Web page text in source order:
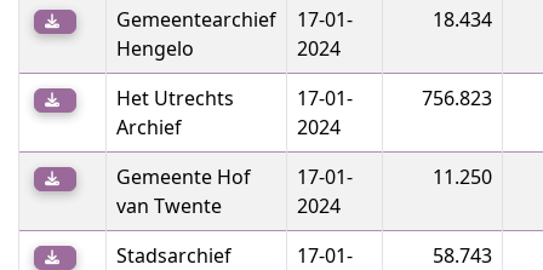
Gemeentearchief
Hengelo
17-01-
2024
18.434
Het Utrechts
Archief
17-01-
2024
756.823
Gemeente Hof
van Twente
17-01-
2024
11.250
Stadsarchief
17-01-
58.743